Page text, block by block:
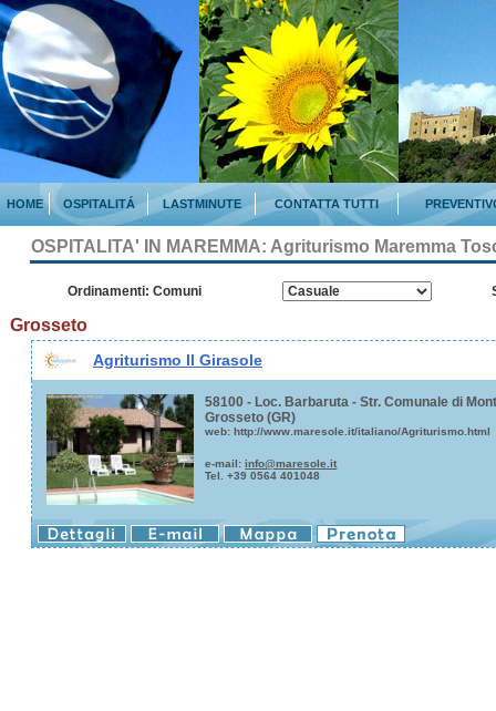
HOME OSPITALITÁ LASTMINUTE CONTATTA TUTTI
OSPITALITA' IN MAREMMA: Agriturismo Maremma
Ordinamenti: Comuni
Grosseto
Agriturismo Il Girasole
58100 - Loc. Barbaruta - Str. Comunale di
Grosseto (GR)
web:http://www.maresole.it/italiano/Agriturismo.html
e-mail:info@maresole.it
Tel. +39 0564 401048